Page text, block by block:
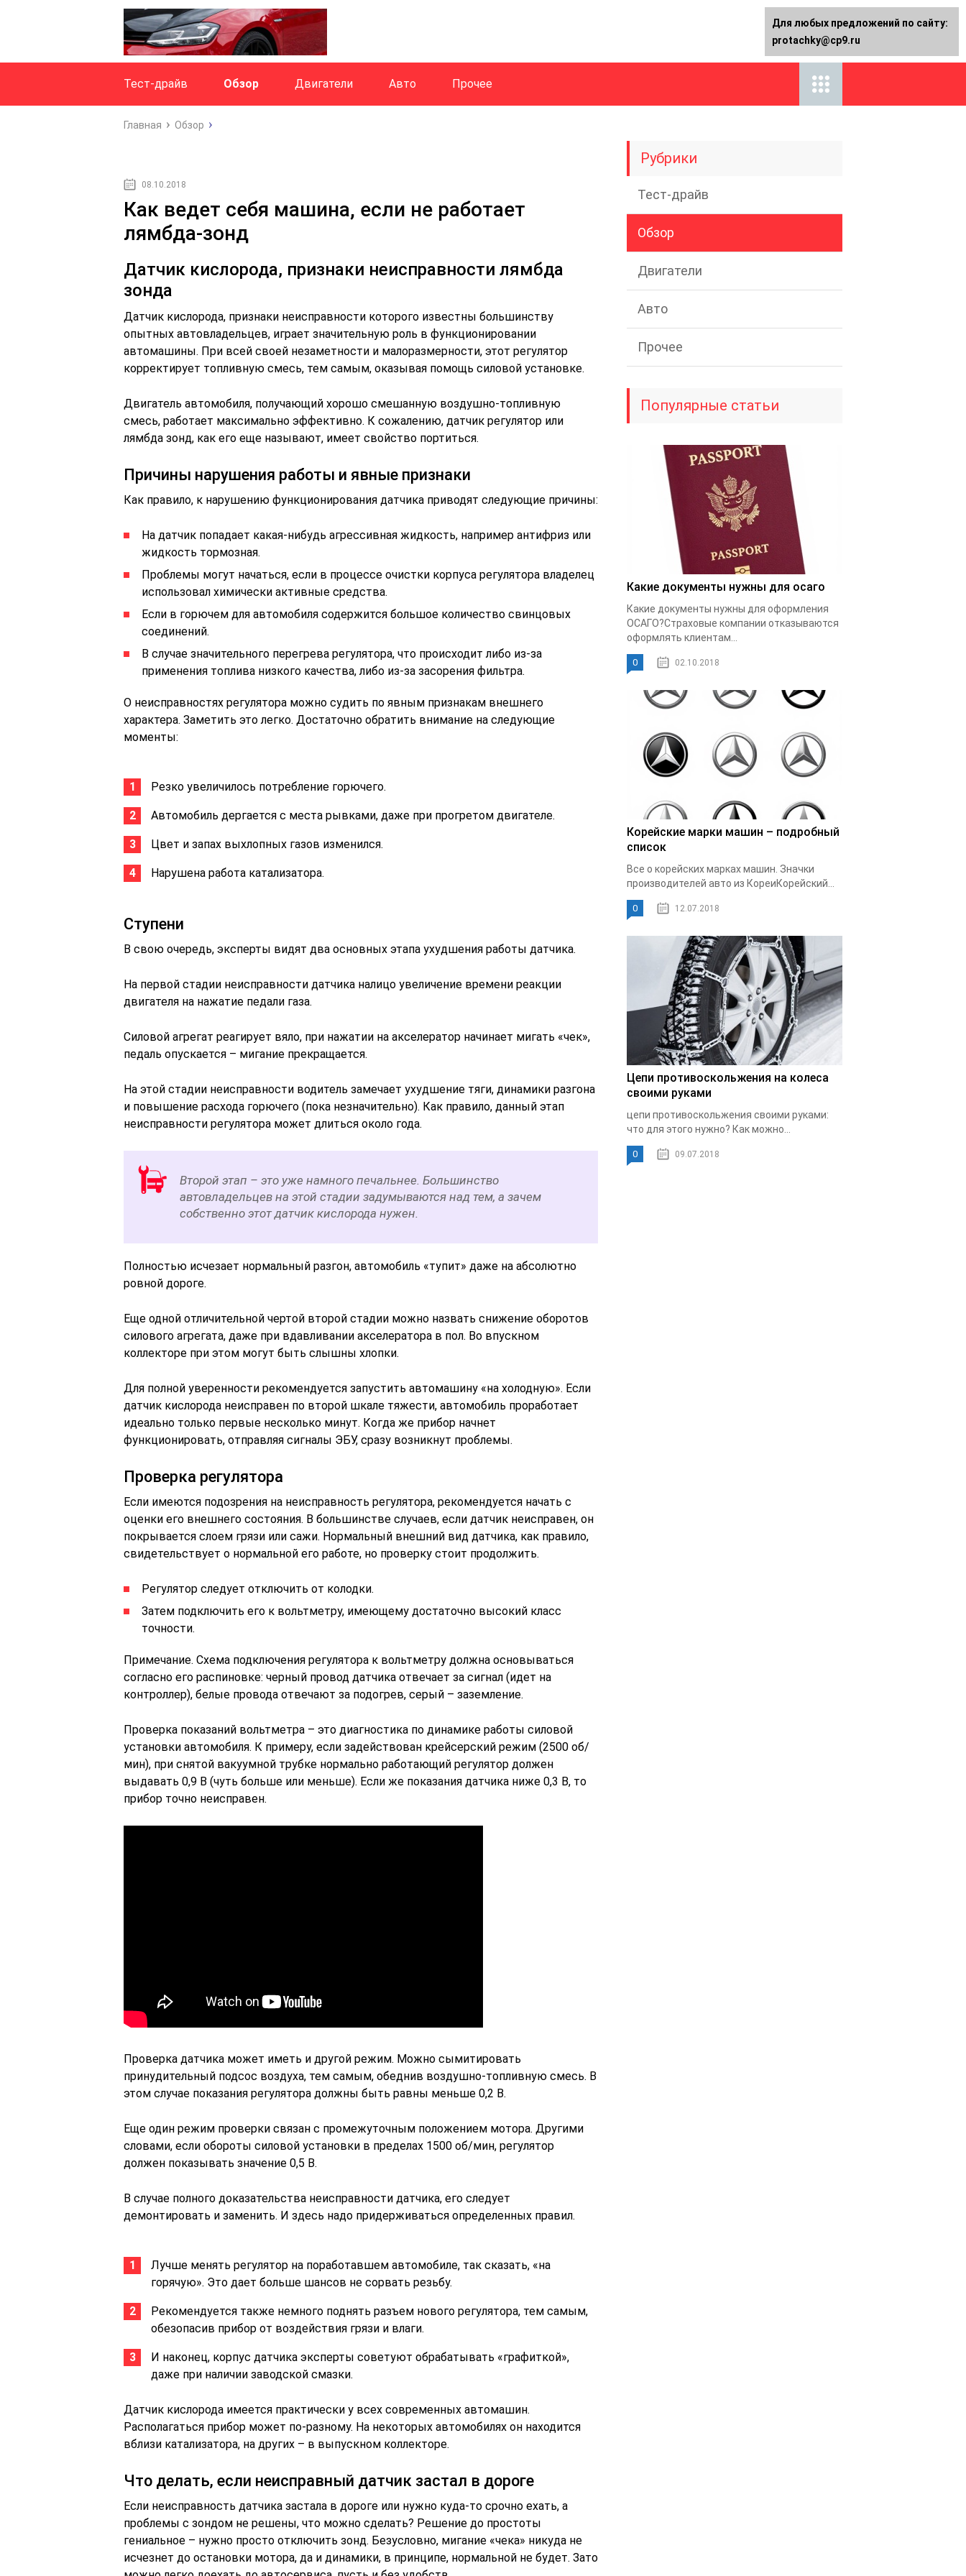
Тест-драйв Обзор Двигатели Авто Прочее
Главная Обзор
08.10.2018
Как ведет себя машина, если не работает
лямбда-зонд
Датчик кислорода, признаки неисправности лямбда
зонда
Датчик кислорода, признаки неисправности которого известны большинству
опытных автовладельцев, играет значительную роль в функционировании
автомашины. При всей своей незаметности и малоразмерности, этот регулятор
корректирует топливную смесь, тем самым, оказывая помощь силовой установке.
Двигатель автомобиля, получающий хорошо смешанную воздушно-топливную
смесь, работает максимально эффективно. К сожалению, датчик регулятор или
лямбда зонд, как его еще называют, имеет свойство портиться.
Причины нарушения работы и явные признаки
Как правило, к нарушению функционирования датчика приводят следующие причины:
На датчик попадает какая-нибудь агрессивная жидкость, например антифриз или
жидкость тормозная.
Проблемы могут начаться, если в процессе очистки корпуса регулятора владелец
использовал химически активные средства.
Если в горючем для автомобиля содержится большое количество свинцовых
соединений.
В случае значительного перегрева регулятора, что происходит либо из-за
применения топлива низкого качества, либо из-за засорения фильтра.
О неисправностях регулятора можно судить по явным признакам внешнего
характера. Заметить это легко. Достаточно обратить внимание на следующие
моменты:
Резко увеличилось потребление горючего.
Автомобиль дергается с места рывками, даже при прогретом двигателе.
Цвет и запах выхлопных газов изменился.
Нарушена работа катализатора.
Ступени
В свою очередь, эксперты видят два основных этапа ухудшения работы датчика.
На первой стадии неисправности датчика налицо увеличение времени реакции
двигателя на нажатие педали газа.
Силовой агрегат реагирует вяло, при нажатии на акселератор начинает мигать «чек»,
педаль опускается – мигание прекращается.
На этой стадии неисправности водитель замечает ухудшение тяги, динамики разгона
и повышение расхода горючего (пока незначительно). Как правило, данный этап
неисправности регулятора может длиться около года.
Второй этап – это уже намного печальнее. Большинство
автовладельцев на этой стадии задумываются над тем, а зачем
собственно этот датчик кислорода нужен.
Полностью исчезает нормальный разгон, автомобиль «тупит» даже на абсолютно
ровной дороге.
Еще одной отличительной чертой второй стадии можно назвать снижение оборотов
силового агрегата, даже при вдавливании акселератора в пол. Во впускном
коллекторе при этом могут быть слышны хлопки.
Для полной уверенности рекомендуется запустить автомашину «на холодную». Если
датчик кислорода неисправен по второй шкале тяжести, автомобиль проработает
идеально только первые несколько минут. Когда же прибор начнет
функционировать, отправляя сигналы ЭБУ, сразу возникнут проблемы.
Проверка регулятора
Если имеются подозрения на неисправность регулятора, рекомендуется начать с
оценки его внешнего состояния. В большинстве случаев, если датчик неисправен, он
покрывается слоем грязи или сажи. Нормальный внешний вид датчика, как правило,
свидетельствует о нормальной его работе, но проверку стоит продолжить.
Регулятор следует отключить от колодки.
Затем подключить его к вольтметру, имеющему достаточно высокий класс
точности.
Примечание. Схема подключения регулятора к вольтметру должна основываться
согласно его распиновке: черный провод датчика отвечает за сигнал (идет на
контроллер), белые провода отвечают за подогрев, серый – заземление.
Проверка показаний вольтметра – это диагностика по динамике работы силовой
установки автомобиля. К примеру, если задействован крейсерский режим (2500 об/
мин), при снятой вакуумной трубке нормально работающий регулятор должен
выдавать 0,9 В (чуть больше или меньше). Если же показания датчика ниже 0,3 В, то
прибор точно неисправен.
Проверка датчика может иметь и другой режим. Можно сымитировать
принудительный подсос воздуха, тем самым, обеднив воздушно-топливную смесь. В
этом случае показания регулятора должны быть равны меньше 0,2 В.
Еще один режим проверки связан с промежуточным положением мотора. Другими
словами, если обороты силовой установки в пределах 1500 об/мин, регулятор
должен показывать значение 0,5 В.
В случае полного доказательства неисправности датчика, его следует
демонтировать и заменить. И здесь надо придерживаться определенных правил.
Лучше менять регулятор на поработавшем автомобиле, так сказать, «на
горячую». Это дает больше шансов не сорвать резьбу.
Рекомендуется также немного поднять разъем нового регулятора, тем самым,
обезопасив прибор от воздействия грязи и влаги.
И наконец, корпус датчика эксперты советуют обрабатывать «графиткой»,
даже при наличии заводской смазки.
Датчик кислорода имеется практически у всех современных автомашин.
Располагаться прибор может по-разному. На некоторых автомобилях он находится
вблизи катализатора, на других – в выпускном коллекторе.
Что делать, если неисправный датчик застал в дороге
Если неисправность датчика застала в дороге или нужно куда-то срочно ехать, а
проблемы с зондом не решены, что можно сделать? Решение до простоты
гениальное – нужно просто отключить зонд. Безусловно, мигание «чека» никуда не
исчезнет до остановки мотора, да и динамики, в принципе, нормальной не будет. Зато
Рубрики
Тест-драйв
Обзор
Двигатели
Авто
Прочее
Популярные статьи
Какие документы нужны для осаго
Какие документы нужны для оформления
ОСАГО?Страховые компании отказываются
оформлять клиентам...
0 02.10.2018
Корейские марки машин – подробный
список
Все о корейских марках машин. Значки
производителей авто из КореиКорейский...
0 12.07.2018
Цепи противоскольжения на колеса
своими руками
цепи противоскольжения своими руками:
что для этого нужно? Как можно...
0 09.07.2018
Для любых предложений по сайту:
protachky@cp9.ru